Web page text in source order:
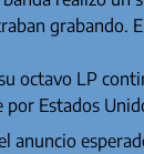
octavo LP
Estados
anuncio